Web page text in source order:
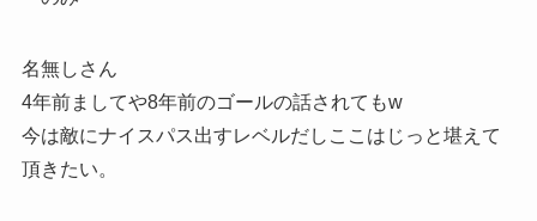
名無しさん
4年前ましてや8年前のゴールの話されてもw
今は敵にナイスパス出すレベルだしここはじっと堪えて
頂きたい。